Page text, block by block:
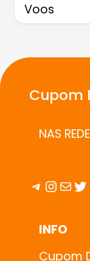
Voos
Cupom
NAS
Telegram
E-mail
INFO
Cupom